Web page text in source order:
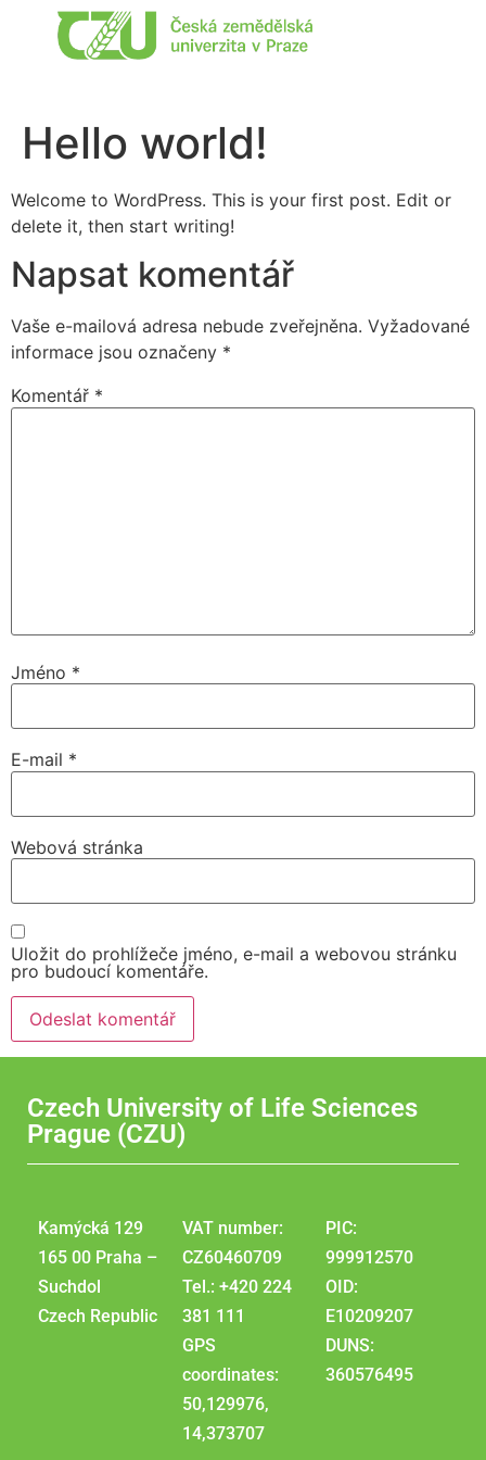
Hello world!
Welcome to WordPress. This is your first post. Edit or
delete it, then start writing!
Napsat komentář
Vaše e-mailová adresa nebude zveřejněna. Vyžadované
informace jsou označeny *
Komentář *
Jméno *
E-mail *
Webová stránka
Uložit do prohlížeče jméno, e-mail a webovou stránku
pro budoucí komentáře.
Czech University of Life Sciences
Prague (CZU)
Kamýcká 129
165 00 Praha –
Suchdol
Czech Republic
VAT number:
CZ60460709
Tel.: +420 224
381 111
GPS
coordinates:
50,129976,
14,373707
PIC:
999912570
OID:
E10209207
DUNS:
360576495